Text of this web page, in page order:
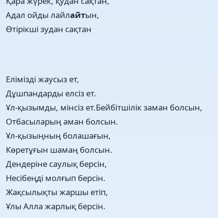
Адал ойды лайлайтын,
Өтірікші зудан сақтан
Елімізді жаусыз ет,
Дұшпандарды елсіз ет.
Ұл-қызымды, мінсіз ет.Бейбітшілік заман болсын,
Отбасыларың аман болсын.
Ұл-қызыңның болашағын,
Көретұғын шамаң болсын.
Дендеріне саулық берсін,
Несібеңді молғып берсін.
Жақсылықты жаршы етіп,
Ұлы Алла жарлық берсін.